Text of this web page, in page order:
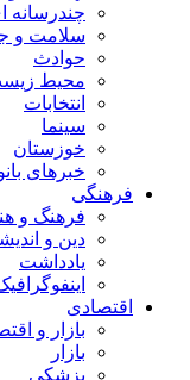
چندرسانه
سلامت و
حوادث
محیط
انتخابات
سینما
خوزستان
خبرهای
فرهنگی
فرهنگ و
دین و
یادداشت
اقتصادی
بازار و
بازار
پزشکی